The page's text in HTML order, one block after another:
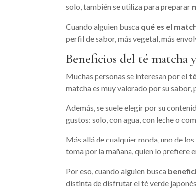
solo, también se utiliza para preparar
Cuando alguien busca qué es el
perfil de sabor, más vegetal, más
Beneficios del té matcha
Muchas personas se interesan por el
matcha es muy valorado por su
Además, se suele elegir por su
gustos: solo, con agua, con leche o
Más allá de cualquier moda, uno de
toma por la mañana, quien lo prefiere
Por eso, cuando alguien busca
distinta de disfrutar el té verde japonés.